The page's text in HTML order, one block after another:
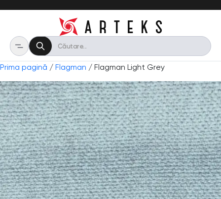
Prima pagină / Flagman / Flagman Light Grey